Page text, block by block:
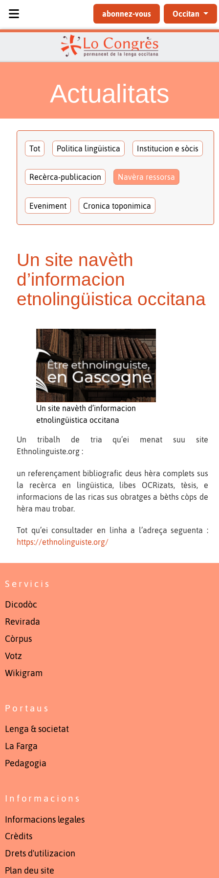
abonnez-vous Occitan
Actualitats
Tot Politica lingüistica Institucion e sòcis
Recèrca-publicacion Navèra ressorsa
Eveniment Cronica toponimica
Un site navèth
d’informacion
etnolingüistica occitana
Un site navèth d’informacion
etnolingüistica occitana
Un tribalh de tria qu’ei menat suu site
Ethnolinguiste.org :
un referençament bibliografic deus hèra complets sus
la recèrca en lingüistica, libes OCRizats, tèsis, e
informacions de las ricas sus obratges a bèths còps de
hèra mau trobar.
Tot qu’ei consultader en linha a l’adreça seguenta :
https://ethnolinguiste.org/
Servicis
Dicodòc
Revirada
Còrpus
Votz
Wikigram
Portaus
Lenga & societat
La Farga
Pedagogia
Informacions
Informacions legales
Crèdits
Drets d'utilizacion
Plan deu site